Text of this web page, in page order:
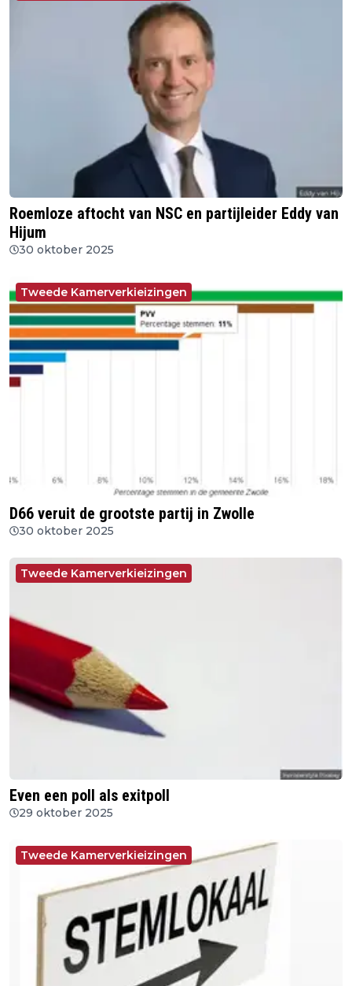
Roemloze aftocht van NSC en partijleider Eddy van
Hijum
30 oktober 2025
Tweede Kamerverkieizingen
D66 veruit de grootste partij in Zwolle
30 oktober 2025
Tweede Kamerverkieizingen
Even een poll als exitpoll
29 oktober 2025
Tweede Kamerverkieizingen